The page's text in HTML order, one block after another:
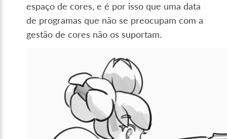
espaço de cores, e é por isso que uma data
de programas que não se preocupam com a
gestão de cores não os suportam.